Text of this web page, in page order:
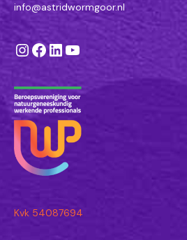
info@astridwormgoor.nl
Instagram
Facebook
LinkedIn
YouTube
Kvk 54087694